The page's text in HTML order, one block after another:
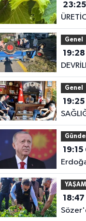
23:25
Genel
19:28
Genel
19:25
19:15
mesajı
YAŞAM
18:47